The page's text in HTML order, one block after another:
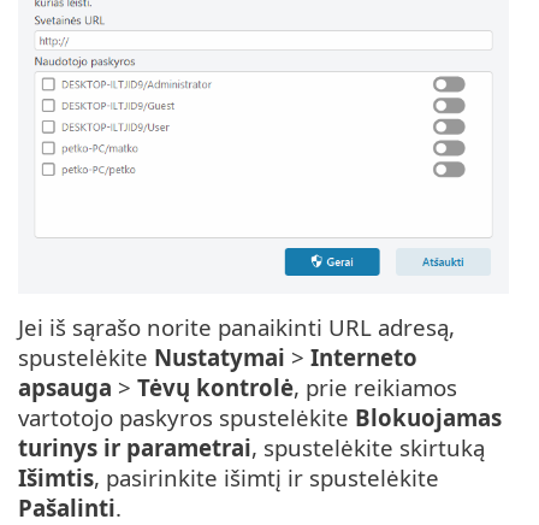
Jei iš sąrašo norite panaikinti URL adresą,
spustelėkite Nustatymai > Interneto
apsauga > Tėvų kontrolė, prie reikiamos
vartotojo paskyros spustelėkite Blokuojamas
turinys ir parametrai, spustelėkite skirtuką
Išimtis, pasirinkite išimtį ir spustelėkite
Pašalinti.